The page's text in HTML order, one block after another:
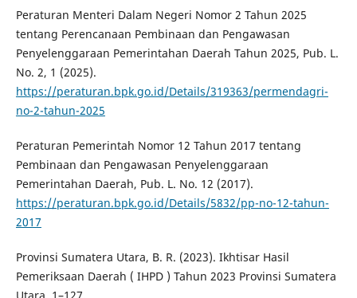
Peraturan Menteri Dalam Negeri Nomor 2 Tahun 2025
tentang Perencanaan Pembinaan dan Pengawasan
Penyelenggaraan Pemerintahan Daerah Tahun 2025, Pub. L.
No. 2, 1 (2025).
https://peraturan.bpk.go.id/Details/319363/permendagri-
no-2-tahun-2025
Peraturan Pemerintah Nomor 12 Tahun 2017 tentang
Pembinaan dan Pengawasan Penyelenggaraan
Pemerintahan Daerah, Pub. L. No. 12 (2017).
https://peraturan.bpk.go.id/Details/5832/pp-no-12-tahun-
2017
Provinsi Sumatera Utara, B. R. (2023). Ikhtisar Hasil
Pemeriksaan Daerah ( IHPD ) Tahun 2023 Provinsi Sumatera